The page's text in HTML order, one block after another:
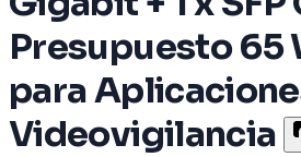
Presupuesto 65
para
Videovigilancia